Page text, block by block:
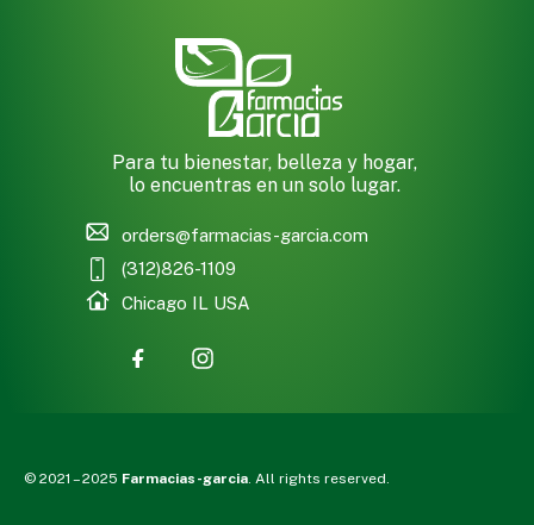
Para tu bienestar, belleza y hogar,
lo encuentras en un solo lugar.
orders@farmacias-garcia.com
(312)826-1109
Chicago IL USA
© 2021 – 2025 Farmacias-garcia. All rights reserved.